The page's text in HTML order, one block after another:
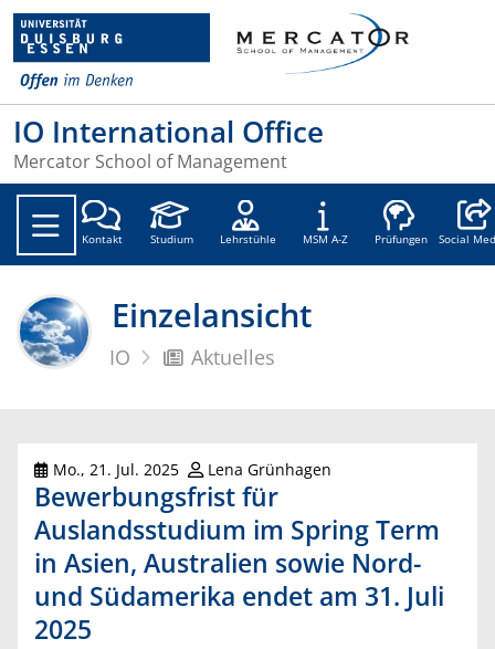
IO International Office
Mercator School of Management
Kontakt Studium Lehrstühle MSM A-Z Prüfungen Social
Einzelansicht
IO Aktuelles
Mo., 21. Jul. 2025 Lena Grünhagen
Bewerbungsfrist für
Auslandsstudium im Spring Term
in Asien, Australien sowie Nord-
und Südamerika endet am 31. Juli
2025